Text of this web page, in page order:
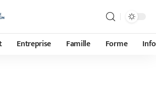
Entreprise Famille Forme